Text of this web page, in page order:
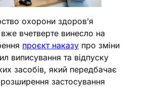
охорони здоров’я
вчетверте винесло на
проєкт наказу про зміни
виписування та відпуску
засобів, який передбачає
застосування